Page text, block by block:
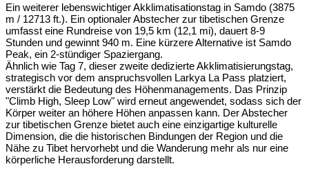
Ein weiterer lebenswichtiger Akklimatisationstag in Samdo (3875
m / 12713 ft.). Ein optionaler Abstecher zur tibetischen Grenze
umfasst eine Rundreise von 19,5 km (12,1 mi), dauert 8-9
Stunden und gewinnt 940 m. Eine kürzere Alternative ist Samdo
Peak, ein 2-stündiger Spaziergang.
Ähnlich wie Tag 7, dieser zweite dedizierte Akklimatisierungstag,
strategisch vor dem anspruchsvollen Larkya La Pass platziert,
verstärkt die Bedeutung des Höhenmanagements. Das Prinzip
"Climb High, Sleep Low" wird erneut angewendet, sodass sich der
Körper weiter an höhere Höhen anpassen kann. Der Abstecher
zur tibetischen Grenze bietet auch eine einzigartige kulturelle
Dimension, die die historischen Bindungen der Region und die
Nähe zu Tibet hervorhebt und die Wanderung mehr als nur eine
körperliche Herausforderung darstellt.